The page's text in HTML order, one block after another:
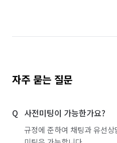
자주 묻는 질문
사전미팅이 가능한가요?
규정에 준하여 채팅과 유선